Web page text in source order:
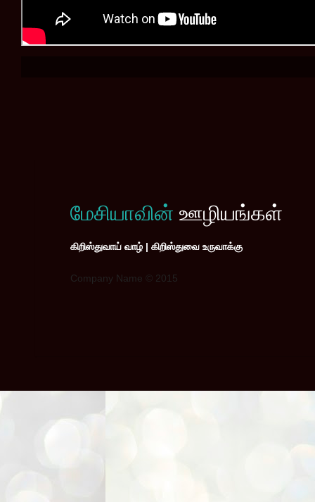
மேசியாவின் ஊழியங்கள்
கிறிஸ்துவாய் வாழ் | கிறிஸ்துவை உருவாக்கு
Company Name © 2015